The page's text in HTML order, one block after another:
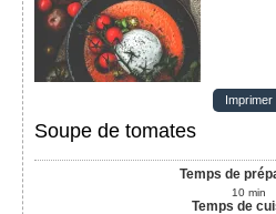
Imprimer
Soupe de tomates
Temps de
10 min
Temps de